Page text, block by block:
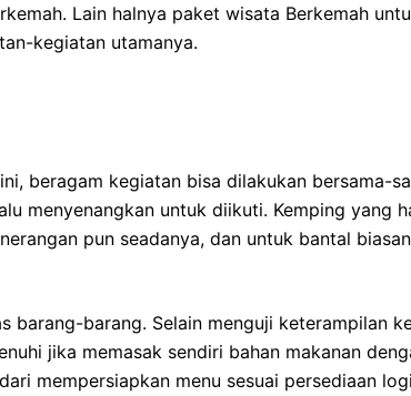
Lain halnya paket wisata Berkemah
kegiatan utamanya.
beragam kegiatan bisa dilakukan bersama-
menyenangkan untuk diikuti. Kemping yang
pun seadanya, dan untuk bantal
barang-barang. Selain menguji keterampilan
jika memasak sendiri bahan makanan
mempersiapkan menu sesuai persediaan